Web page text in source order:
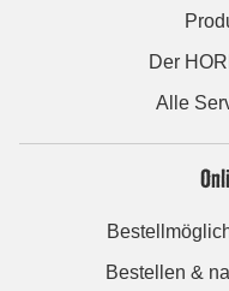
Der
Alle
Bestellen &